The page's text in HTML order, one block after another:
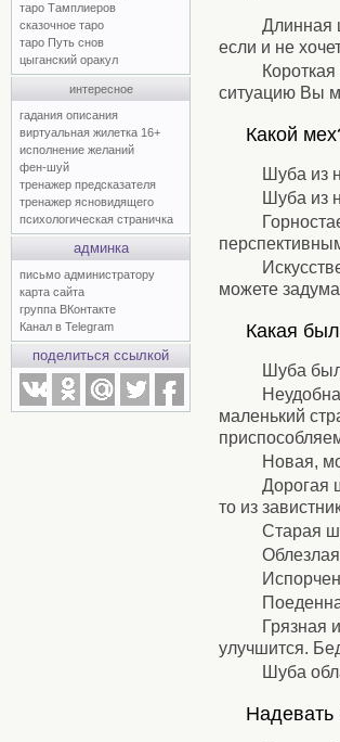
таро Тамплиеров
сказочное таро
таро Путь снов
цыганский оракул
интересное
гадания описания
виртуальная жилетка 16+
исполнение желаний
фен-шуй
тренажер предсказателя
тренажер ясновидящего
психологическая страничка
админка
письмо администратору
карта сайта
группа ВКонтакте
Канал в Telegram
поделиться ссылкой
Длинная
если и не
ситуацию Вы
Какой
Шуба из
Шуба из
можете
Какая
Шуба
маленький
Новая,
Дорогая
то из
Старая
Грязная
улучшится.
Шуба
Надевать